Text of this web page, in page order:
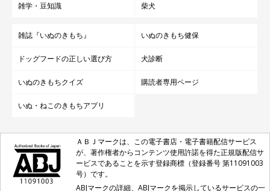
雑学・豆知識 柴犬
雑誌『いぬのきもち』 いぬのきもち健保
ドッグフードの正しい選び方 犬診断
いぬのきもちクイズ 購読者専用ページ
いぬ・ねこのきもちアプリ
ＡＢＪマークは、この電子書店・電子書籍配信サービス
が、著作権者からコンテンツ使用許諾を得た正規版配信サ
ービスであることを示す登録商標（登録番号 第11091003
号）です。
ABJマークの詳細、ABJマークを掲示しているサービスの一